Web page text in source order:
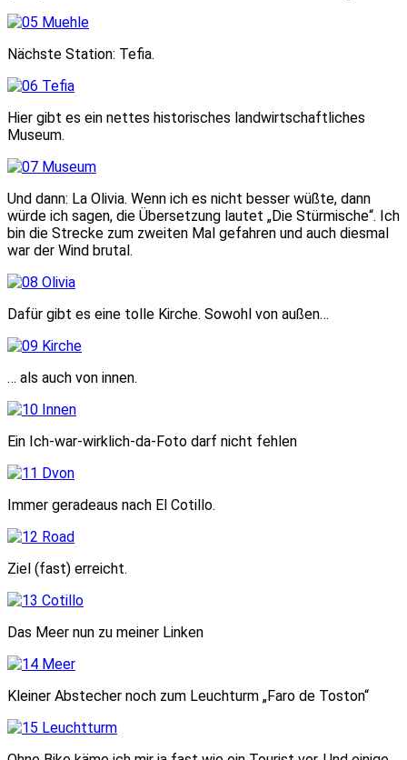
Nächste Station: Tefia.
Hier gibt es ein nettes historisches landwirtschaftliches
Museum.
Und dann: La Olivia. Wenn ich es nicht besser wüßte, dann
würde ich sagen, die Übersetzung lautet „Die Stürmische“. Ich
bin die Strecke zum zweiten Mal gefahren und auch diesmal
war der Wind brutal.
Dafür gibt es eine tolle Kirche. Sowohl von außen…
… als auch von innen.
Ein Ich-war-wirklich-da-Foto darf nicht fehlen
Immer geradeaus nach El Cotillo.
Ziel (fast) erreicht.
Das Meer nun zu meiner Linken
Kleiner Abstecher noch zum Leuchturm „Faro de Toston“